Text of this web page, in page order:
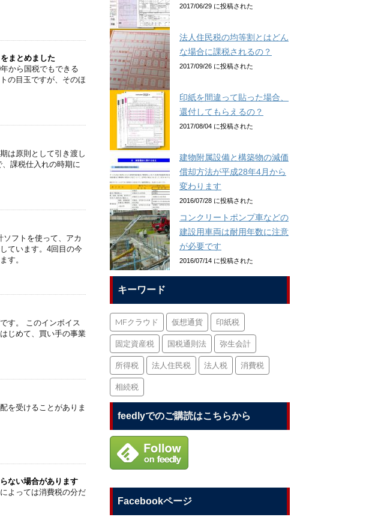
まとめました
から国税でもできる
の目玉ですが、そのほ
は原則として引き渡し
課税仕入れの時期に
フトを使って、アカ
ています。4回目の今
す。
す。 このインボイス
じめて、買い手の事業
を受けることがありま
ない場合があります
よっては消費税の分だ
2017/06/29 に投稿された
法人住民税の均等割とはどん
な場合に課税されるの？
2017/09/26 に投稿された
印紙を間違って貼った場合、
還付してもらえるの？
2017/08/04 に投稿された
建物附属設備と構築物の減価
償却方法が平成28年4月から
変わります
2016/07/28 に投稿された
コンクリートポンプ車などの
建設用車両は耐用年数に注意
が必要です
2016/07/14 に投稿された
キーワード
MFクラウド 仮想通貨 印紙税
固定資産税 国税通則法 弥生会計
所得税 法人住民税 法人税 消費税
相続税
feedlyでのご購読はこちらから
Facebookページ